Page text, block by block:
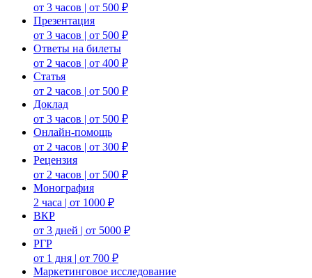
от 3 часов | от 500 ₽
Презентация
от 3 часов | от 500 ₽
Ответы на билеты
от 2 часов | от 400 ₽
Статья
от 2 часов | от 500 ₽
Доклад
от 3 часов | от 500 ₽
Онлайн-помощь
от 2 часов | от 300 ₽
Рецензия
от 2 часов | от 500 ₽
Монография
2 часа | от 1000 ₽
ВКР
от 3 дней | от 5000 ₽
РГР
от 1 дня | от 700 ₽
Маркетинговое исследование